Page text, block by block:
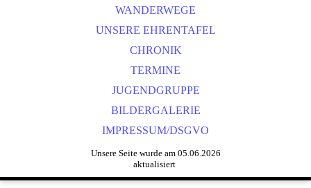
WANDERWEGE
UNSERE EHRENTAFEL
CHRONIK
TERMINE
JUGENDGRUPPE
BILDERGALERIE
IMPRESSUM/DSGVO
Unsere Seite wurde am 05.06.2026
aktualisiert